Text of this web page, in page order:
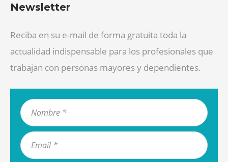
Newsletter
Reciba en su e-mail de forma gratuita toda la
actualidad indispensable para los profesionales que
trabajan con personas mayores y dependientes.